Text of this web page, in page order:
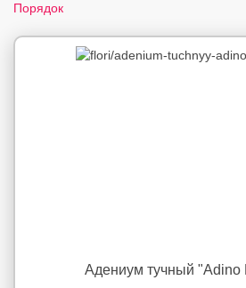
Порядок
Адениум тучный "Adino